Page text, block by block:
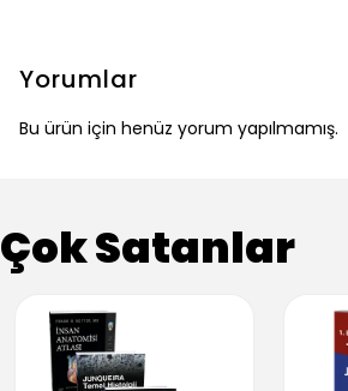
Yorumlar
Bu ürün için henüz yorum yapılmamış.
Çok Satanlar